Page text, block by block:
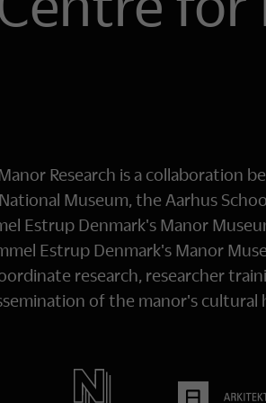
Research is a collaboration
Museum, the Aarhus
Estrup Denmark's Manor
Estrup Denmark's Manor
research, researcher
of the manor's cultural